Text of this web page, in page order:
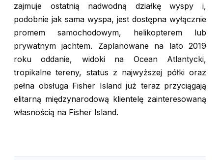
zajmuje ostatnią nadwodną działkę wyspy i,
podobnie jak sama wyspa, jest dostępna wyłącznie
promem samochodowym, helikopterem lub
prywatnym jachtem. Zaplanowane na lato 2019
roku oddanie, widoki na Ocean Atlantycki,
tropikalne tereny, status z najwyższej półki oraz
pełna obsługa Fisher Island już teraz przyciągają
elitarną międzynarodową klientelę zainteresowaną
własnością na Fisher Island.